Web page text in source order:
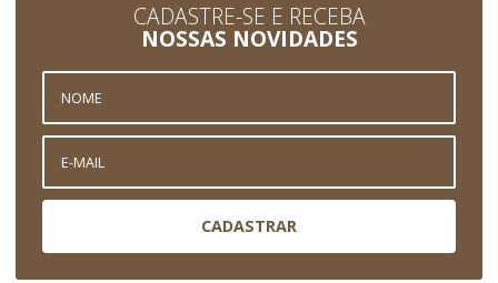
CADASTRE-SE E RECEBA
NOSSAS NOVIDADES
CADASTRAR